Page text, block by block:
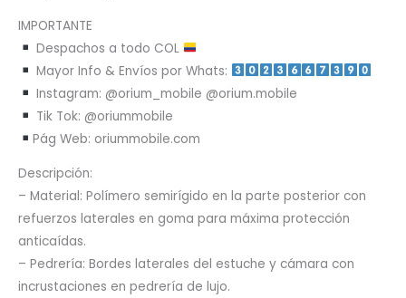
IMPORTANTE
Despachos a todo COL
Mayor Info & Envíos por Whats:
Instagram: @orium_mobile @orium.mobile
Tik Tok: @oriummobile
Pág Web: oriummobile.com
Descripción:
– Material: Polímero semirígido en la parte posterior con
refuerzos laterales en goma para máxima protección
anticaídas.
– Pedrería: Bordes laterales del estuche y cámara con
incrustaciones en pedrería de lujo.